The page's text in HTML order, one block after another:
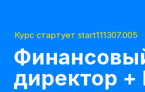
Вход в
Обновлен в 2026
Обновлен блок: Обзор налоговой реформы в 2026
Модуль: Работа с ИИ
Финансовый
директор + ИИ